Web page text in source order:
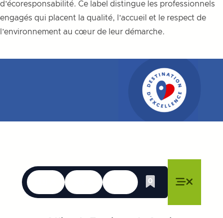
d’écoresponsabilité. Ce label distingue les professionnels
engagés qui placent la qualité, l’accueil et le respect de
l’environnement au cœur de leur démarche.
Langues
Fermer le menu
Accessibilité
Fermer le menu
Recherche
Fermer le menu
0
Liste de